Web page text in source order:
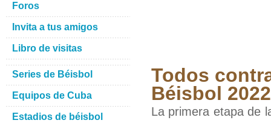
Todos
Béisbol 2022
La primera etapa de
Foros
Invita a tus amigos
Libro de visitas
Series de Béisbol
Equipos de Cuba
Estadios de béisbol